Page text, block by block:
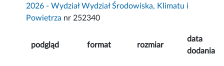
2026 - Wydział Wydział Środowiska, Klimatu i
Powietrza nr 252340
podgląd format rozmiar
data
dodania